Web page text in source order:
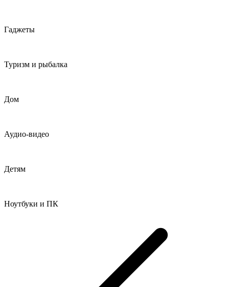
Гаджеты
Туризм и рыбалка
Дом
Аудио-видео
Детям
Ноутбуки и ПК